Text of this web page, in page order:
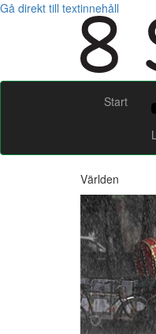
Gå direkt till textinnehåll
Start
Världen